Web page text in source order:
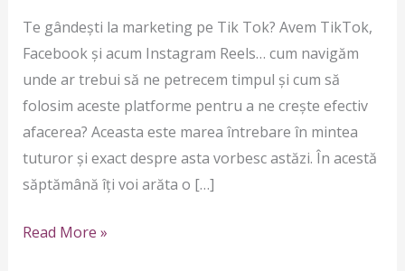
Te gândești la marketing pe Tik Tok? Avem TikTok,
Facebook și acum Instagram Reels… cum navigăm
unde ar trebui să ne petrecem timpul și cum să
folosim aceste platforme pentru a ne crește efectiv
afacerea? Aceasta este marea întrebare în mintea
tuturor și exact despre asta vorbesc astăzi. În acestă
săptămână îți voi arăta o […]
TIMPUL?)
Read More »